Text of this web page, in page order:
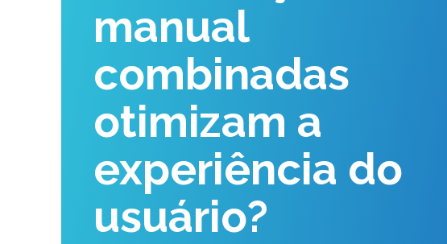
manual
combinadas
otimizam a
experiência do
usuário?